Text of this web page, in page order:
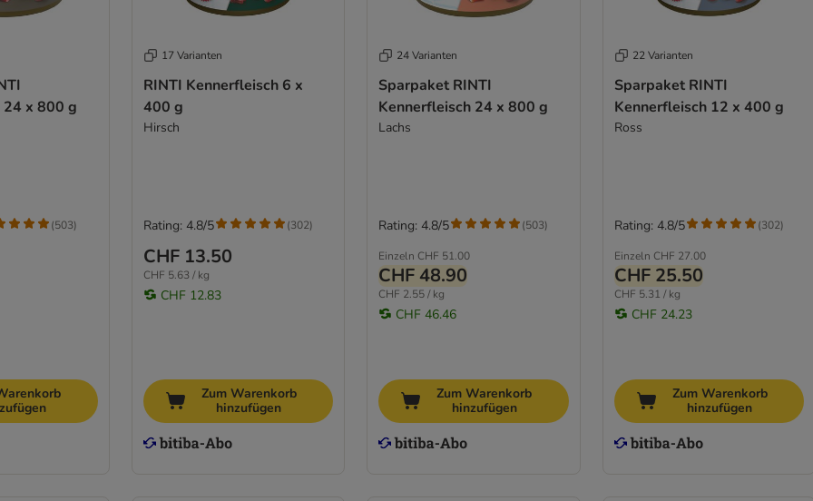
24 x 800 g
(503)
17 Varianten
RINTI Kennerfleisch 6 x
400 g
Hirsch
CHF 13.50
CHF 5.63 / kg
CHF 12.83
Rating: 4.8/5 (302)
Zum Warenkorb
hinzufügen
24 Varianten
Sparpaket RINTI
Kennerfleisch 24 x 800 g
Lachs
Einzeln CHF 51.00
CHF 48.90
CHF 2.55 / kg
CHF 46.46
Rating: 4.8/5 (503)
Zum Warenkorb
hinzufügen
22 Varianten
Sparpaket RINTI
Kennerfleisch 12 x 400 g
Ross
Einzeln CHF 27.00
CHF 25.50
CHF 5.31 / kg
CHF 24.23
Rating: 4.8/5 (302)
Zum Warenkorb
hinzufügen